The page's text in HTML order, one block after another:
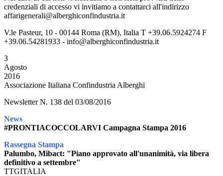
credenziali di accesso vi invitiamo a contattarci all'indirizzo
affarigenerali@alberghiconfindustria.it
V.le Pasteur, 10 - 00144 Roma (RM), Italia T +39.06.5924274 F
+39.06.54281933 - info@alberghiconfindustria.it
3
Agosto
2016
Associazione Italiana Confindustria Alberghi
Newsletter N. 138 del 03/08/2016
News
#PRONTIACOCCOLARVI Campagna Stampa 2016
Rassegna Stampa
Palumbo, Mibact: "Piano approvato all'unanimità, via libera
definitivo a settembre"
TTGITALIA